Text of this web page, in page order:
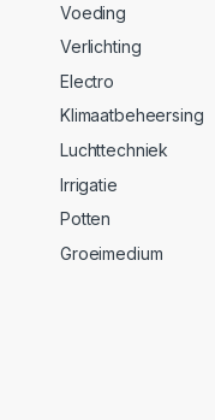
Voeding
Verlichting
Electro
Klimaatbeheersing
Luchttechniek
Irrigatie
Potten
Groeimedium